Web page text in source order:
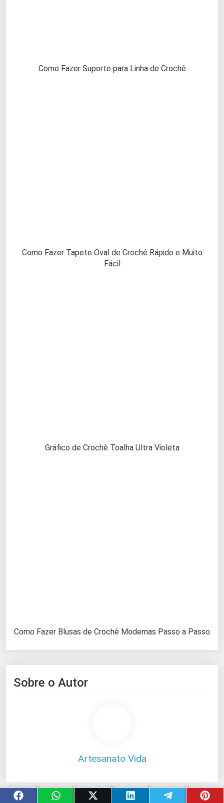
Como Fazer Suporte para Linha de Crochê
Como Fazer Tapete Oval de Crochê Rápido e Muito
Fácil
Gráfico de Crochê Toalha Ultra Violeta
Como Fazer Blusas de Crochê Modernas Passo a Passo
Sobre o Autor
Artesanato Vida